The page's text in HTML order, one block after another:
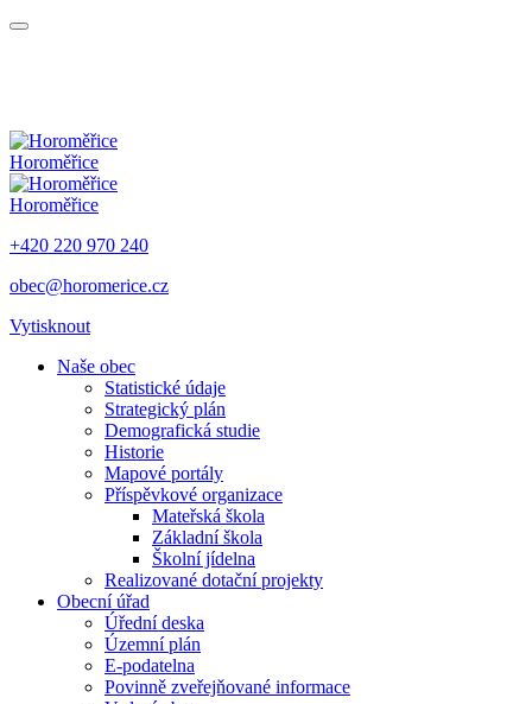
Horoměřice
Horoměřice
+420 220 970 240
obec@horomerice.cz
Vytisknout
Naše obec
Statistické údaje
Strategický plán
Demografická studie
Historie
Mapové portály
Příspěvkové organizace
Mateřská škola
Základní škola
Školní jídelna
Realizované dotační projekty
Obecní úřad
Úřední deska
Územní plán
E-podatelna
Povinně zveřejňované informace